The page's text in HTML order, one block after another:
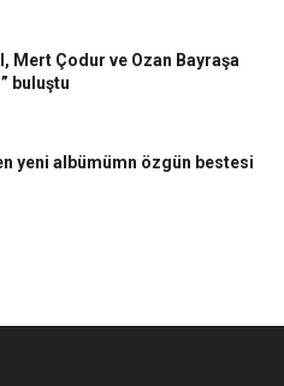
Mert Çodur ve Ozan Bayraşa
buluştu
yeni albümümn özgün bestesi